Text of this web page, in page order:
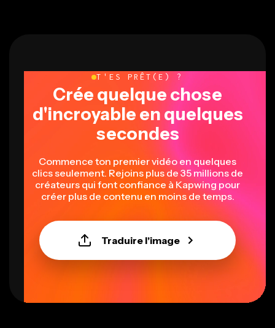
T'ES PRÊT(E) ?
Crée quelque chose
d'incroyable en quelques
secondes
Commence ton premier vidéo en quelques
clics seulement. Rejoins plus de 35 millions de
créateurs qui font confiance à Kapwing pour
créer plus de contenu en moins de temps.
Traduire l'image